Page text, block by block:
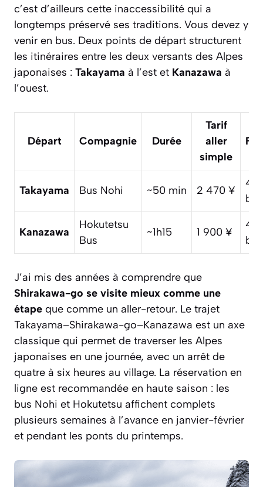
c’est d’ailleurs cette inaccessibilité qui a
longtemps préservé ses traditions. Vous devez y
venir en bus. Deux points de départ structurent
les itinéraires entre les deux versants des Alpes
japonaises : Takayama à l’est et Kanazawa à
l’ouest.
Départ Compagnie Durée
Tarif
aller
simple
Takayama Bus Nohi ~50 min 2 470 ¥
Kanazawa
Hokutetsu
Bus
~1h15 1 900 ¥
J’ai mis des années à comprendre que
Shirakawa-go se visite mieux comme une
étape que comme un aller-retour. Le trajet
Takayama–Shirakawa-go–Kanazawa est un axe
classique qui permet de traverser les Alpes
japonaises en une journée, avec un arrêt de
quatre à six heures au village. La réservation en
ligne est recommandée en haute saison : les
bus Nohi et Hokutetsu affichent complets
plusieurs semaines à l’avance en janvier-février
et pendant les ponts du printemps.